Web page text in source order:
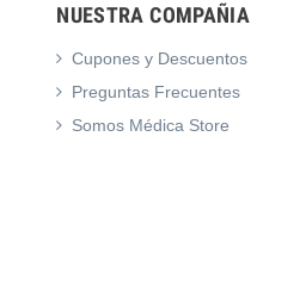
NUESTRA COMPAÑIA
Cupones y Descuentos
Preguntas Frecuentes
Somos Médica Store